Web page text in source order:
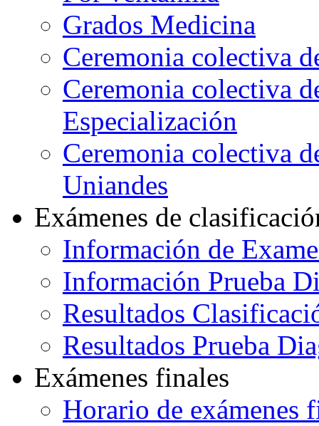
Grados Medicina
Ceremonia colectiva
Ceremonia colectiva
Especialización
Ceremonia colectiva
Uniandes
Exámenes de
Información de
Información Prueba
Resultados
Resultados Prueba
Exámenes finales
Horario de exámenes